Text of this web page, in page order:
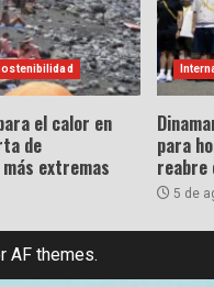
el calor en
de
extremas
para
reabre
5 de
AF themes.